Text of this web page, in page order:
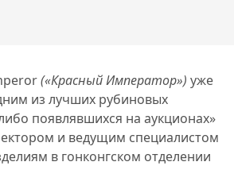
(«Красный Император») уже
из лучших рубиновых
появлявшихся на аукционах»
и ведущим специалистом
в гонконгском отделении